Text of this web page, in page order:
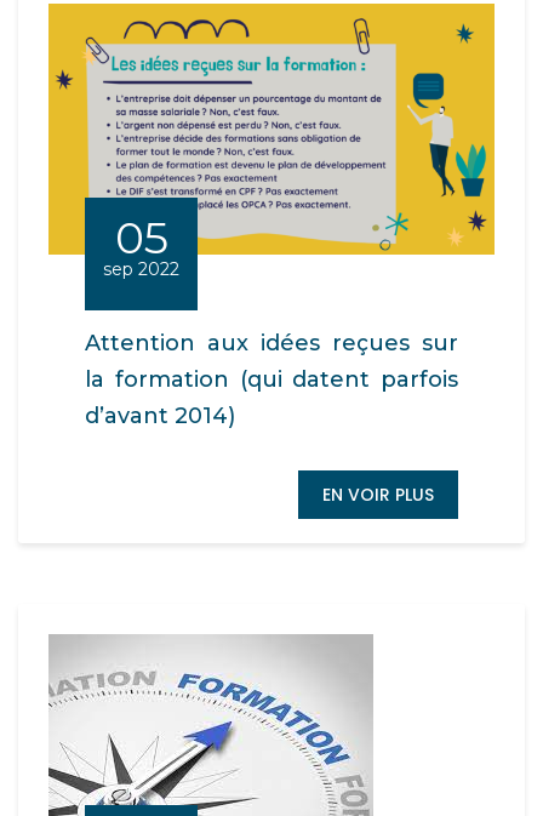
05
sep 2022
Attention aux idées reçues sur
la formation (qui datent parfois
d’avant 2014)
EN VOIR PLUS